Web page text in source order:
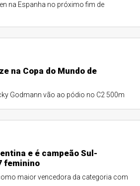
na Espanha no próximo fim de
na Copa do Mundo de
Godmann vão ao pódio no C2 500m
e é campeão Sul-
feminino
maior vencedora da categoria com